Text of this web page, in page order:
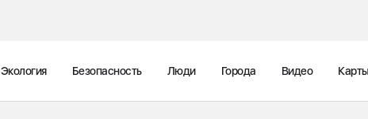
Экология Безопасность Люди Города Видео Карты